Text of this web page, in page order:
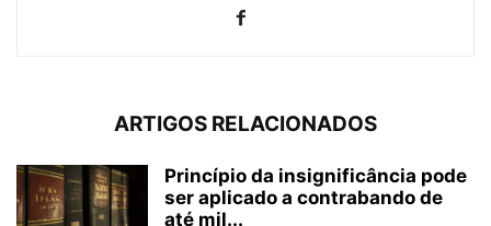
ARTIGOS RELACIONADOS
Princípio da insignificância pode
ser aplicado a contrabando de
até mil...